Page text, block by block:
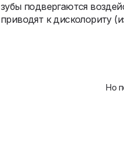
зубы подвергаются
приводят к дисколориту
Но